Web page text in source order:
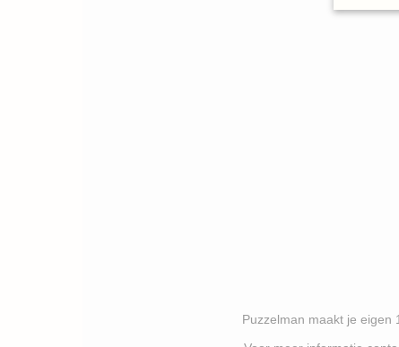
Puzzelman maakt je eigen 1000